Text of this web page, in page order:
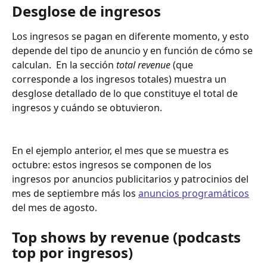
Desglose de ingresos
Los ingresos se pagan en diferente momento, y esto
depende del tipo de anuncio y en función de cómo se
calculan.  En la sección total revenue (que
corresponde a los ingresos totales) muestra un
desglose detallado de lo que constituye el total de
ingresos y cuándo se obtuvieron.
En el ejemplo anterior, el mes que se muestra es
octubre: estos ingresos se componen de los
ingresos por anuncios publicitarios y patrocinios del
mes de septiembre más los anuncios programáticos
del mes de agosto.
Top shows by revenue (podcasts
top por ingresos)